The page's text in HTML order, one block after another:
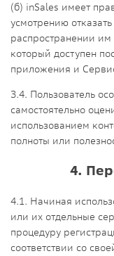
(б) inSales имеет
усмотрению
распространении им
который доступен
приложения и
3.4. Пользователь
самостоятельно
использованием
полноты или
4.
4.1. Начиная
или их отдельные
процедуру
соответствии со